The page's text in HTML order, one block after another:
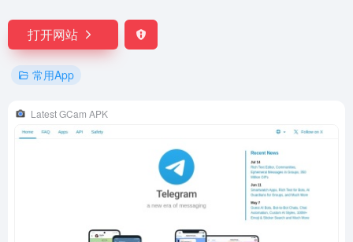
打开网站
常用App
Latest GCam APK